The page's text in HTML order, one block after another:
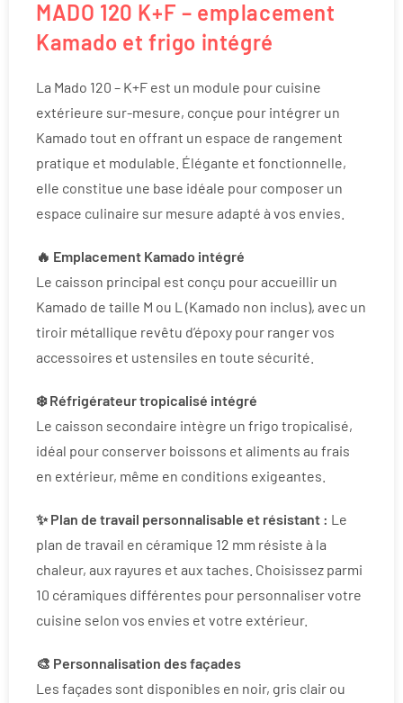
MADO 120 K+F – emplacement
Kamado et frigo intégré
La Mado 120 – K+F est un module pour cuisine
extérieure sur-mesure, conçue pour intégrer un
Kamado tout en offrant un espace de rangement
pratique et modulable. Élégante et fonctionnelle,
elle constitue une base idéale pour composer un
espace culinaire sur mesure adapté à vos envies.
🔥 Emplacement Kamado intégré
Le caisson principal est conçu pour accueillir un
Kamado de taille M ou L (Kamado non inclus), avec un
tiroir métallique revêtu d’époxy pour ranger vos
accessoires et ustensiles en toute sécurité.
❄️ Réfrigérateur tropicalisé intégré
Le caisson secondaire intègre un frigo tropicalisé,
idéal pour conserver boissons et aliments au frais
en extérieur, même en conditions exigeantes.
✨ Plan de travail personnalisable et résistant : Le
plan de travail en céramique 12 mm résiste à la
chaleur, aux rayures et aux taches. Choisissez parmi
10 céramiques différentes pour personnaliser votre
cuisine selon vos envies et votre extérieur.
🎨 Personnalisation des façades
Les façades sont disponibles en noir, gris clair ou